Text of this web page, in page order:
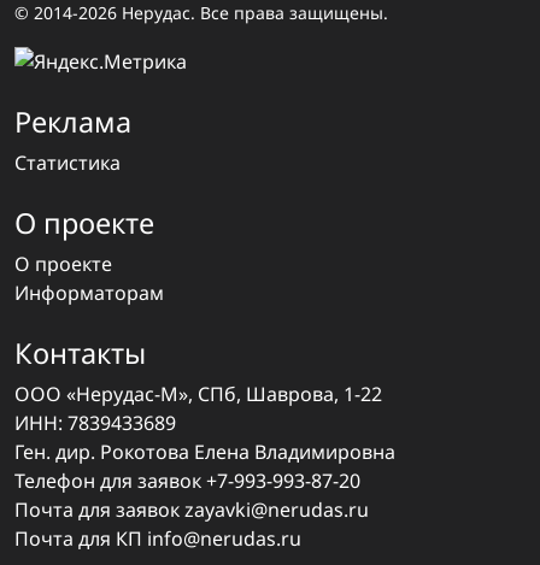
© 2014-2026 Нерудас. Все права защищены.
Реклама
Статистика
О проекте
О проекте
Информаторам
Контакты
ООО «Нерудас-М», СПб, Шаврова, 1-22
ИНН: 7839433689
Ген. дир. Рокотова Елена Владимировна
Телефон для заявок+7-993-993-87-20
Почта для заявокzayavki@nerudas.ru
Почта для КП info@nerudas.ru